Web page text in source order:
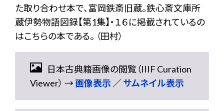
た取り合わせ本で、富岡鉄斎旧蔵。鉄心斎文庫所
蔵伊勢物語図録【第1集】・１６に掲載されているの
はこちらの本である。 （田村）
日本古典籍画像の閲覧（IIIF Curation
Viewer） →画像表示 ／サムネイル表示